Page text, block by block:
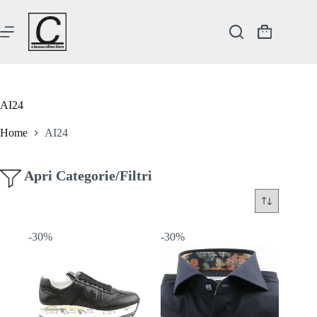
contenuto
Carrello
AI24
Home AI24
Apri Categorie/Filtri
-30% -30%